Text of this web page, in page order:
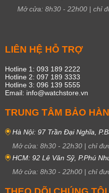
Mở cửa: 8h30 - 22h00 | chỉ
LIÊN HỆ HỖ TRỢ
Hotline 1: 093 189 2222
Hotline 2: 097 189 3333
Hotline 3: 096 139 5555
Email: info@watchstore.vn
TRUNG TÂM BẢO
Hà Nội: 97 Trần Đại Nghĩa,
Mở cửa: 8h30 - 22h30 | chỉ
HCM: 92 Lê Văn Sỹ, P.Phú
Mở cửa: 8h30 - 22h00 | chỉ